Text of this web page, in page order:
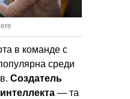
в команде с
среди
Создатель
— та